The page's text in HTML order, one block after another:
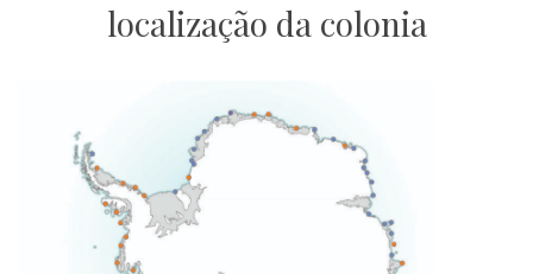
localização da colonia